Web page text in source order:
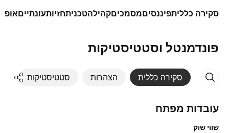
סקירה כלליתפיננסיםמסמכיםקהילהטכניתחזיותעונתיים
פונדמנטל וסטטיסטיקות
סקירה כללית הצהרות סטטיסטיקות
עובדות מפתח
שווי שוק